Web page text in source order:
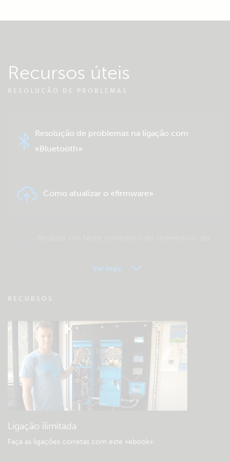
Recursos úteis
RESOLUÇÃO DE PROBLEMAS
Resolução de problemas na ligação com
«Bluetooth»
Como atualizar o «firmware»
VRM - FAQ Monitorização Remota
Consultar a base de dados da comunidade
«Downloads» e documentação geral
Ver mais
RECURSOS
Ligação ilimitada
Faça as ligações corretas com este «ebook».